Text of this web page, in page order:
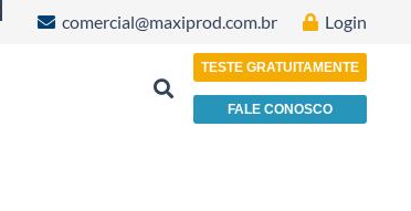
comercial@maxiprod.com.br Login
TESTE GRATUITAMENTE
FALE CONOSCO